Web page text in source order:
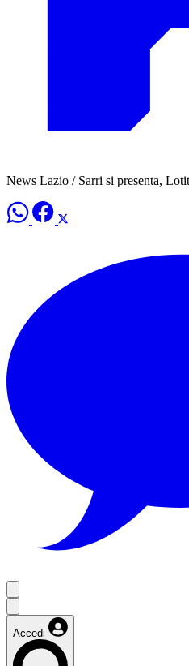
News Lazio / Sarri si presenta,
Accedi